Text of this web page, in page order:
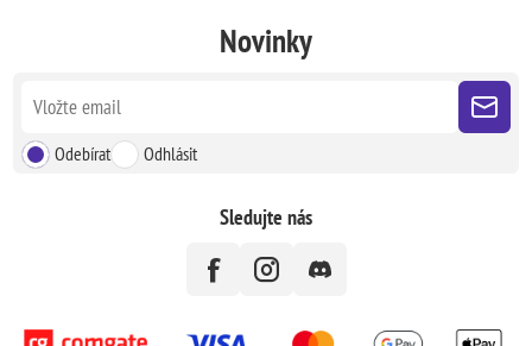
Novinky
Odebírat Odhlásit
Sledujte nás